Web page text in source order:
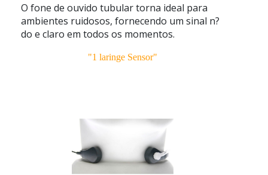
O fone de ouvido tubular torna ideal para
ambientes ruidosos, fornecendo um sinal n?
do e claro em todos os momentos.
"1 laringe Sensor"